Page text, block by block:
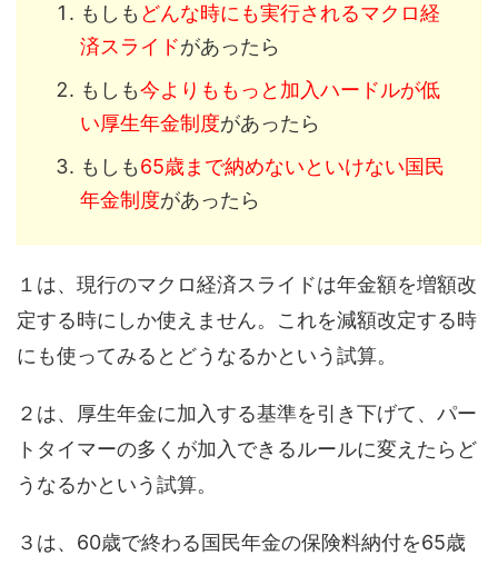
もしも どんな時にも実行されるマクロ経
済スライドがあったら
もしも今よりももっと加入ハードルが低
い厚生年金制度があったら
もしも65歳まで納めないといけない国民
年金制度があったら
１は、現行のマクロ経済スライドは年金額を増額改
定する時にしか使えません。これを減額改定する時
にも使ってみるとどうなるかという試算。
２は、厚生年金に加入する基準を引き下げて、パー
トタイマーの多くが加入できるルールに変えたらど
うなるかという試算。
３は、60歳で終わる国民年金の保険料納付を65歳